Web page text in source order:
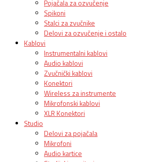
Pojačala za ozvučenje
Spikoni
Stalci za zvučnike
Delovi za ozvučenje i ostalo
Kablovi
Instrumentalni kablovi
Audio kablovi
Zvučnički kablovi
Konektori
Wireless za instrumente
Mikrofonski kablovi
XLR Konektori
Studio
Delovi za pojačala
Mikrofoni
Audio kartice